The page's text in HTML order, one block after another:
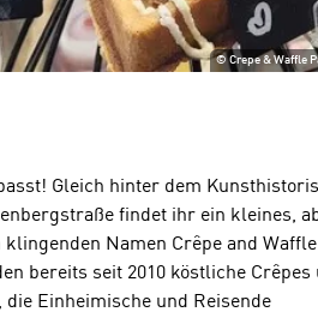
©Crepe & Waffle
Gleich hinter dem
findet ihr ein kleines,
klingenden Namen Crêpe and Waffle
bereits seit 2010 köstliche Crêpes
Einheimische und Reisende